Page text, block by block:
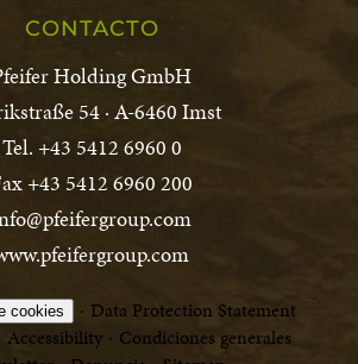
CONTACTO
Holding GmbH
54 · A-6460 Imst
Tel. +43 5412 6960 0
+43 5412 6960 200
cookies
Data Protection Statement
Accessibility
Condiciones generales